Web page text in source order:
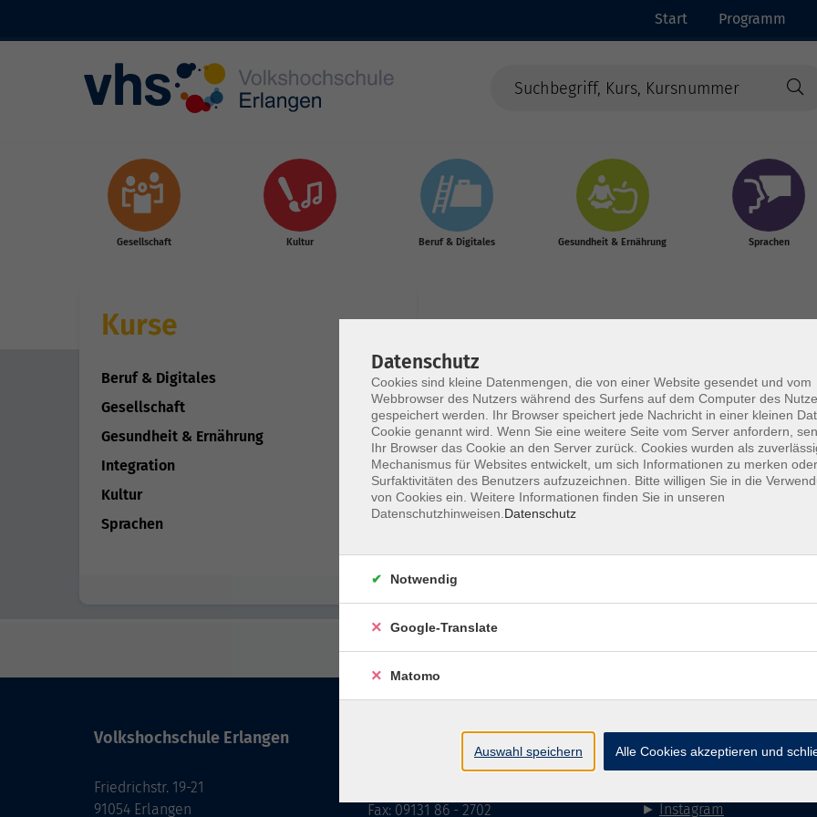
Start Programm
Gesellschaft Kultur Beruf & Digitales Gesundheit & Ernährung Sprachen
Kurse
Beruf & Digitales
Gesellschaft
Gesundheit & Ernährung
Integration
Kultur
Sprachen
Wochentage Tageszeit
mehr
Impressum AGB Datenschutzerklärung
Volkshochschule Erlangen
Friedrichstr. 19-21
91054 Erlangen
Fax: 09131 86 - 2702
Social Media
► Instagram
Datenschutz
Cookies sind kleine Datenmengen, die von einer Website gesendet und vom
Webbrowser des Nutzers während des Surfens auf dem Computer des
gespeichert werden. Ihr Browser speichert jede Nachricht in einer kleinen
Cookie genannt wird. Wenn Sie eine weitere Seite vom Server anfordern,
Ihr Browser das Cookie an den Server zurück. Cookies wurden als
Mechanismus für Websites entwickelt, um sich Informationen zu merken
Surfaktivitäten des Benutzers aufzuzeichnen. Bitte willigen Sie in die
von Cookies ein. Weitere Informationen finden Sie in unseren
Datenschutzhinweisen. Datenschutz
Notwendig
Google-Translate
Matomo
Auswahl speichern Alle Cookies akzeptieren und